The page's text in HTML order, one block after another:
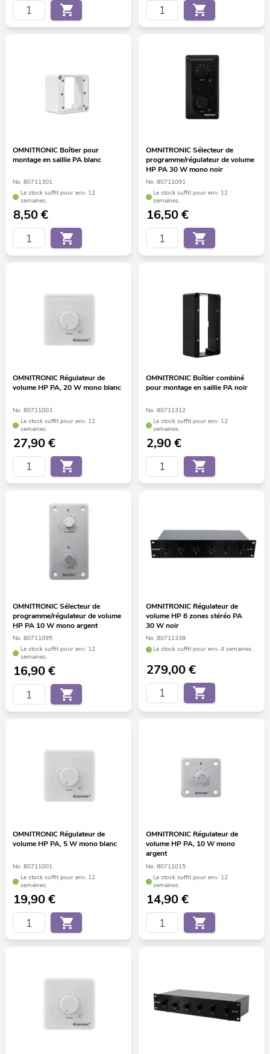
OMNITRONIC Boîtier pour
montage en saillie PA blanc
No. 80711301
Le stock suffit pour env. 12
semaines.
8,50€
OMNITRONIC Sélecteur de
programme/régulateur de volume
HP PA 30 W mono noir
No. 80711091
Le stock suffit pour env. 12
semaines.
16,50€
OMNITRONIC Régulateur de
volume HP PA, 20 W mono blanc
No. 80711003
Le stock suffit pour env. 12
semaines.
27,90€
OMNITRONIC Boîtier combiné
pour montage en saillie PA noir
No. 80711312
Le stock suffit pour env. 12
semaines.
2,90€
OMNITRONIC Sélecteur de
programme/régulateur de volume
HP PA 10 W mono argent
No. 80711095
Le stock suffit pour env. 12
semaines.
16,90€
OMNITRONIC Régulateur de
volume HP 6 zones stéréo PA
30 W noir
No. 80711338
Le stock suffit pour env. 4 semaines.
279,00€
OMNITRONIC Régulateur de
volume HP PA, 5 W mono blanc
No. 80711001
Le stock suffit pour env. 12
semaines.
19,90€
OMNITRONIC Régulateur de
volume HP PA, 10 W mono
argent
No. 80711015
Le stock suffit pour env. 12
semaines.
14,90€